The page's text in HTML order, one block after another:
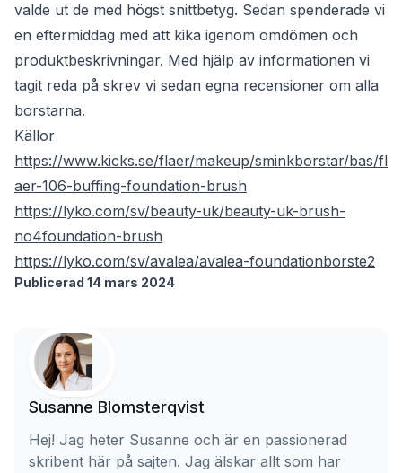
valde ut de med högst snittbetyg. Sedan spenderade vi
en eftermiddag med att kika igenom omdömen och
produktbeskrivningar. Med hjälp av informationen vi
tagit reda på skrev vi sedan egna recensioner om alla
borstarna.
Källor
https://www.kicks.se/flaer/makeup/sminkborstar/bas/fl
aer-106-buffing-foundation-brush
https://lyko.com/sv/beauty-uk/beauty-uk-brush-
no4foundation-brush
https://lyko.com/sv/avalea/avalea-foundationborste2
Publicerad 14 mars 2024
Susanne Blomsterqvist
Hej! Jag heter Susanne och är en passionerad
skribent här på sajten. Jag älskar allt som har